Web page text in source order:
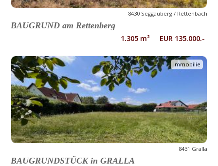
8430 Seggauberg / Rettenbach
BAUGRUND am Rettenberg
1.305 m² EUR 135.000.-
Immobilie
8431 Gralla
BAUGRUNDSTÜCK in GRALLA